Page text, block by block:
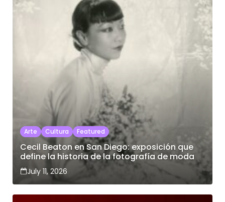
Arte Cultura Featured
Cecil Beaton en San Diego: exposición que
define la historia de la fotografía de moda
July 11, 2026